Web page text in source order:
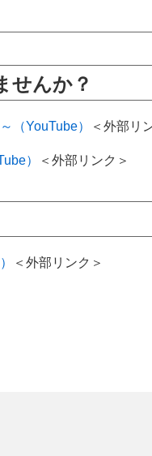
せんか？
（YouTube） ＜外部リ
） ＜外部リンク＞
＜外部リンク＞